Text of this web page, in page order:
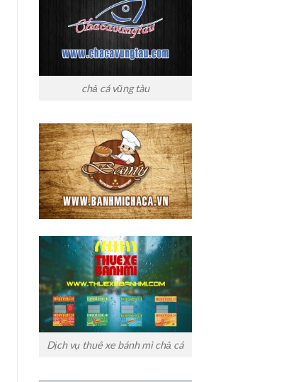
chả cá vũng tàu
Dịch vụ thuê xe bánh mì chả cá